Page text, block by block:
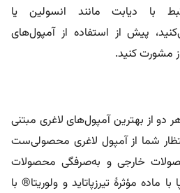
با دیابت مانند انسولین یا
پیش از استفاده از آمپول‌های
مشورت کنید.
دو از بهترین آمپول‌های لاغری مبتنی
شما از آمپول لاغری محصولی‌ست
خارجی و به‌صرفگی محصولات
با ماده مؤثرۀ تیرزپاتاید و ولوریتا® با